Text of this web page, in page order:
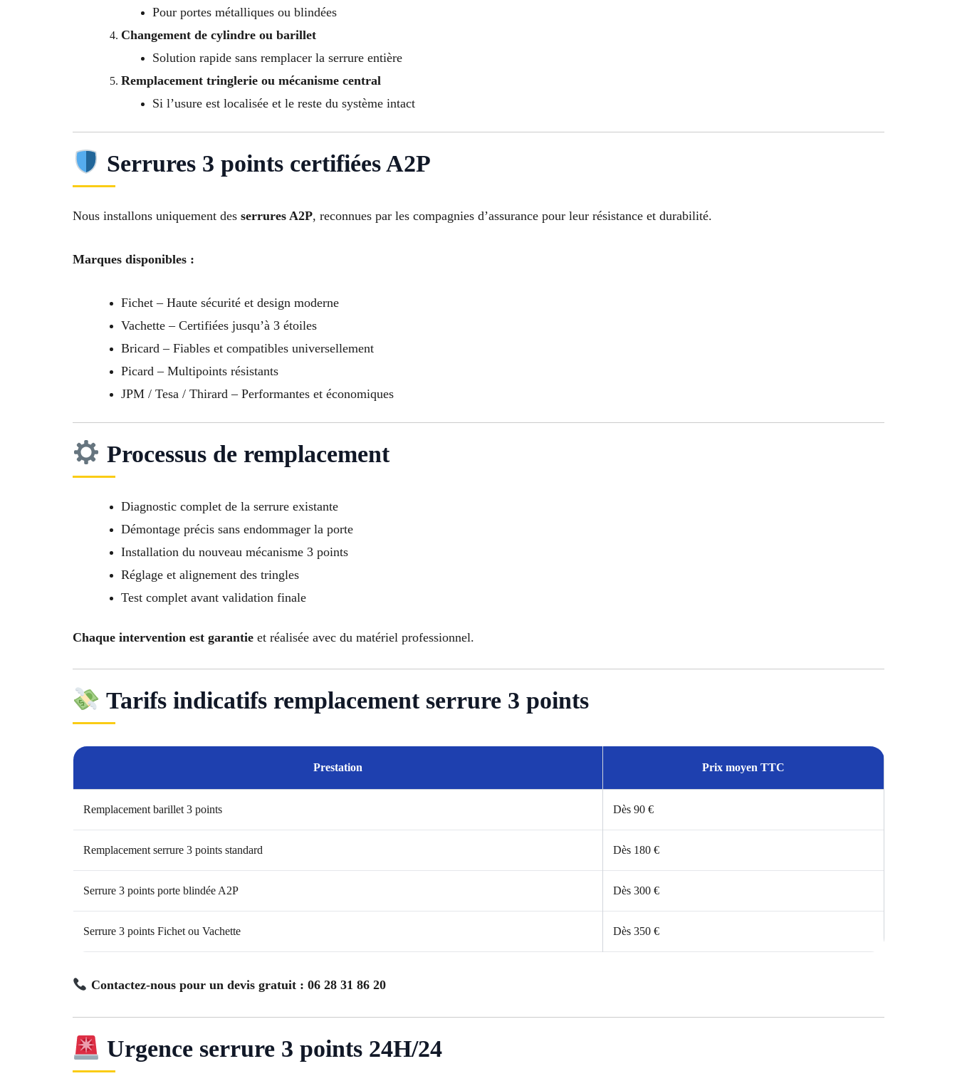
Pour portes métalliques ou blindées
Changement de cylindre ou barillet
Solution rapide sans remplacer la serrure entière
Remplacement tringlerie ou mécanisme central
Si l’usure est localisée et le reste du système intact
Serrures 3 points certifiées A2P
Nous installons uniquement des serrures A2P, reconnues par les compagnies d’assurance pour leur résistance et durabilité.
Marques disponibles :
Fichet – Haute sécurité et design moderne
Vachette – Certifiées jusqu’à 3 étoiles
Bricard – Fiables et compatibles universellement
Picard – Multipoints résistants
JPM / Tesa / Thirard – Performantes et économiques
Processus de remplacement
Diagnostic complet de la serrure existante
Démontage précis sans endommager la porte
Installation du nouveau mécanisme 3 points
Réglage et alignement des tringles
Test complet avant validation finale
Chaque intervention est garantie et réalisée avec du matériel professionnel.
Tarifs indicatifs remplacement serrure 3 points
Prestation Prix moyen TTC
Remplacement barillet 3 points Dès 90 €
Remplacement serrure 3 points standard Dès 180 €
Serrure 3 points porte blindée A2P Dès 300 €
Serrure 3 points Fichet ou Vachette Dès 350 €
Contactez-nous pour un devis gratuit : 06 28 31 86 20
Urgence serrure 3 points 24H/24